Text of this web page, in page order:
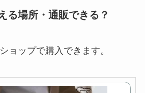
る場所・通販できる？
ョップで購入できます。